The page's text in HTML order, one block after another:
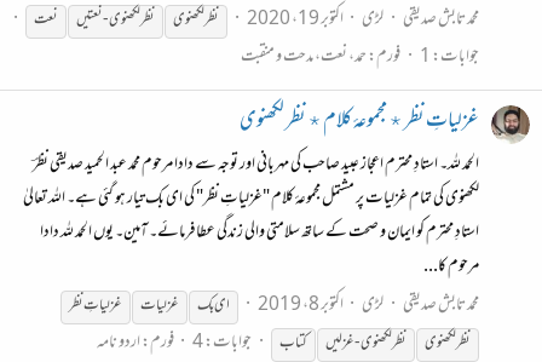
محمد تابش صدیقی لڑی اکتوبر 19، 2020 نظرلکھنوی نظرلکھنوی- نعتیں نعت
جوابات: 1 فورم:حمد، نعت، مدحت و منقبت
غزلیاتِ نظر ٭ مجموعۂ کلام ٭ نظر لکھنوی
الحمد للہ۔ استادِ محترم اعجاز عبید صاحب کی مہربانی اور توجہ سے دادا مرحوم محمد عبد الحمید صدیقی نظرؔ
لکھنوی کی تمام غزلیات پر مشتمل مجموعۂ کلام "غزلیاتِ نظر" کی ای بک تیار ہو گئی ہے۔ اللہ تعالیٰ
استادِ محترم کو ایمان و صحت کے ساتھ سلامتی والی زندگی عطا فرمائے۔ آمین۔ یوں الحمد للہ دادا
مرحوم کا...
محمد تابش صدیقی
لڑی اکتوبر 8، 2019 ای بک غزلیات غزلیاتِنظر
نظرلکھنوی نظرلکھنوی- غزلیں کتاب جوابات: 4 فورم:اردو نامہ